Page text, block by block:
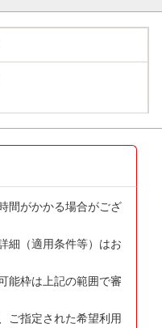
間がかかる場合がござ
細（適用条件等）はお
能枠は上記の範囲で審
ご指定された希望利用